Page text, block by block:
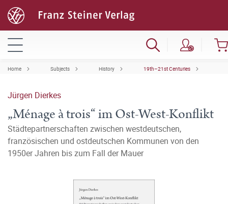
Home Subjects History 19th–21st Centuries
Jürgen Dierkes
„Ménage à trois“ im Ost-West-Konflikt
Städtepartnerschaften zwischen westdeutschen,
französischen und ostdeutschen Kommunen von den
1950er Jahren bis zum Fall der Mauer